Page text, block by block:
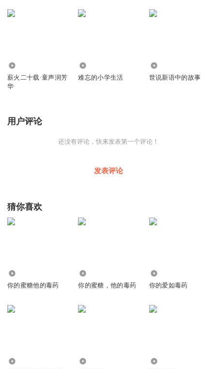
薪火二十载·童声润芳
华
难忘的小学生活 世说新语中的故事
用户评论
还没有评论，快来发表第一个评论！
发表评论
猜你喜欢
你的蜜糖他的毒药 你的蜜糖，他的毒药 你的爱如毒药